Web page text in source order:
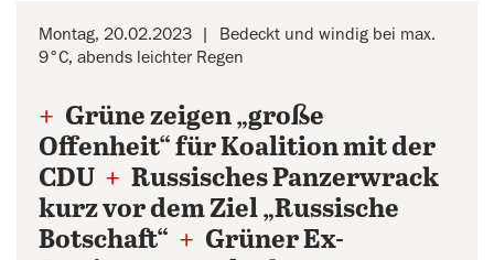
Montag, 20.02.2023
Bedeckt und windig bei max.
9°C, abends leichter Regen
+ Grüne zeigen „große
Offenheit“ für Koalition mit der
CDU + Russisches Panzerwrack
kurz vor dem Ziel „Russische
Botschaft“ + Grüner Ex-